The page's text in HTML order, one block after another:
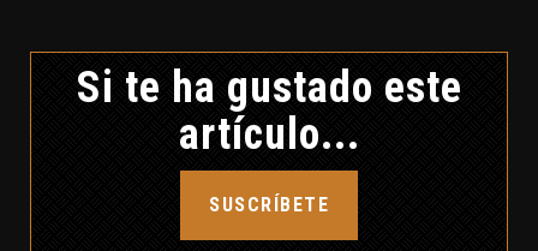
Si te ha gustado este
artículo...
SUSCRÍBETE